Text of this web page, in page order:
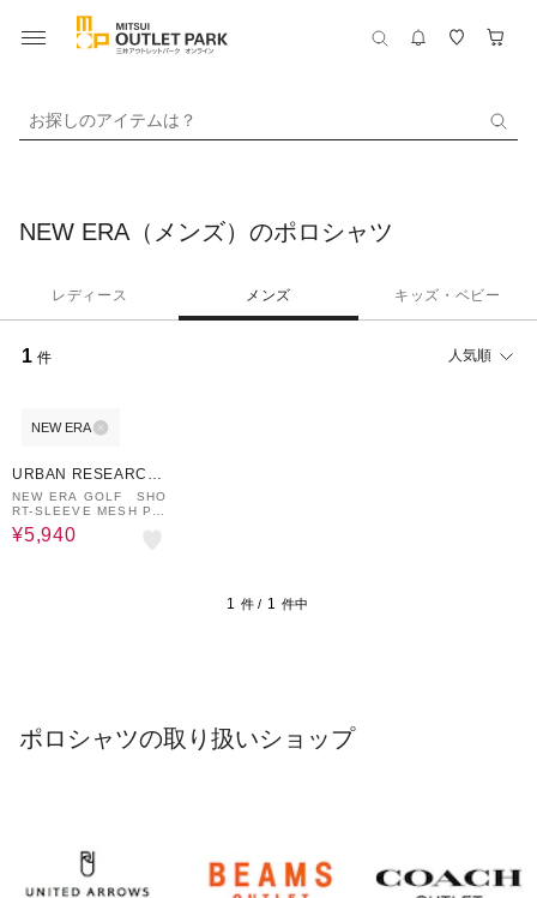
お探しのアイテムは？
NEW ERA（メンズ）のポロシャツ
レディース メンズ キッズ・ベビー
1 件 人気順
NEW ERA
URBAN RESEARCH
ware house
NEW ERA GOLF SHO
RT-SLEEVE MESH PO
LO
¥5,940
1 件 / 1 件中
ポロシャツの取り扱いショップ